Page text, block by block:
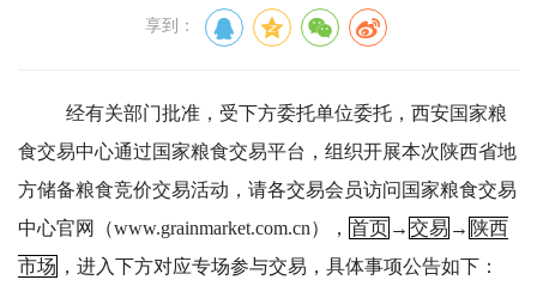
享到：
经有关部门批准，受下方委托单位委托，西安国家粮
食交易中心通过国家粮食交易平台，组织开展本次陕西省地
方储备粮食竞价交易活动， 请各交易会员访问国家粮食交易
中心官网（www.grainmarket.com.cn）， 首页 → 交易 → 陕西
市场 ，进入下方对应专场参与交易， 具体事项公告如下：